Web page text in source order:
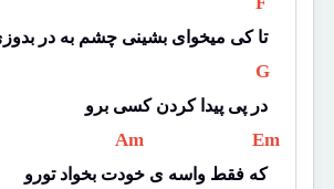
تا کی میخوای بشینی چشم به در
G
در پی پیدا کردن کسی برو
Am Em
که فقط واسه ی خودت بخواد تورو